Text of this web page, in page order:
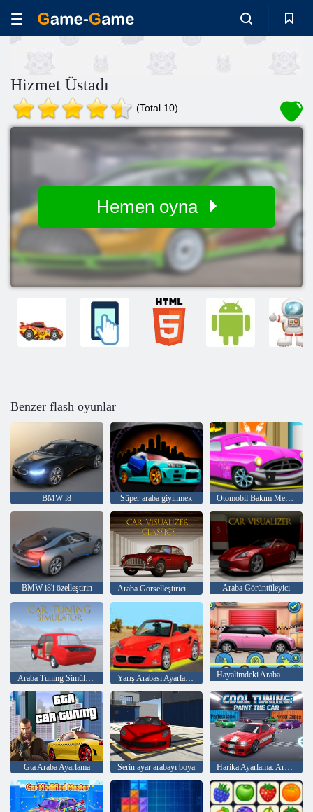
Hizmet Üstadı
(Total 10)
Hemen oyna
Benzer flash oyunlar
BMW i8 Süper araba giyinmek Otomobil Bakım Merkezi
BMW i8'i özelleştirin Araba Görselleştirici Klasikleri Araba Görüntüleyici
Yarış Arabası Ayarlama Değiştir Hayalimdeki Araba Makyajım
Gta Araba Ayarlama Serin ayar arabayı boya Harika Ayarlama: Arabayı Boya